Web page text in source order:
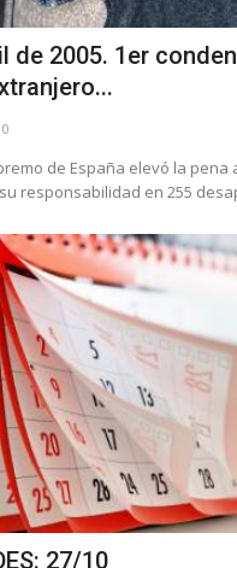
de 2005. 1er
0
de España elevó la pena
responsabilidad en 255
27/10